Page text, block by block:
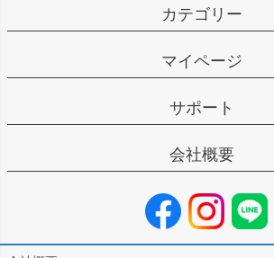
カテゴリー
マイページ
サポート
会社概要